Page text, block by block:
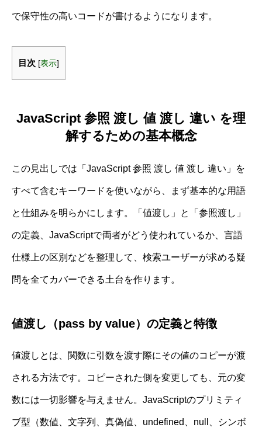
で保守性の高いコードが書けるようになります。
目次 [表示]
JavaScript 参照 渡し 値 渡し 違い を理
解するための基本概念
この見出しでは「JavaScript 参照 渡し 値 渡し 違い」を
すべて含むキーワードを使いながら、まず基本的な用語
と仕組みを明らかにします。「値渡し」と「参照渡し」
の定義、JavaScriptで両者がどう使われているか、言語
仕様上の区別などを整理して、検索ユーザーが求める疑
問を全てカバーできる土台を作ります。
値渡し（pass by value）の定義と特徴
値渡しとは、関数に引数を渡す際にその値のコピーが渡
される方法です。コピーされた側を変更しても、元の変
数には一切影響を与えません。JavaScriptのプリミティ
ブ型（数値、文字列、真偽値、undefined、null、シンボ